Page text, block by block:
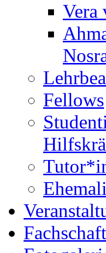
Vera
Fellows
Fachschaft